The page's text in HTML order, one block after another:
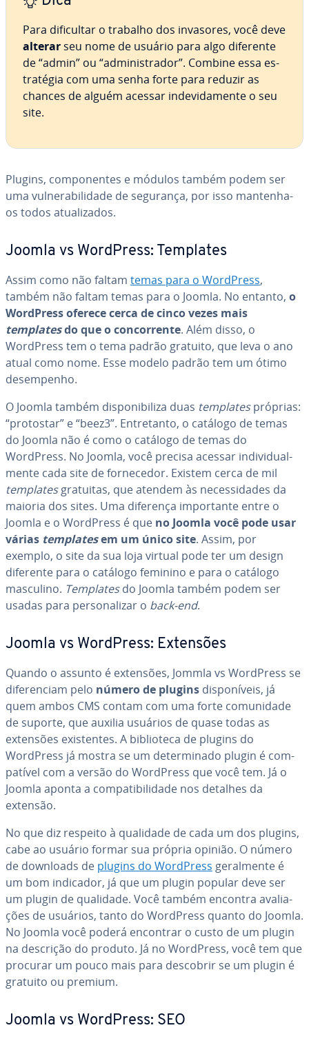
Para di­fi­cul­tar o trabalho dos invasores, você deve
alterarseu nome de usuário para algo diferente
de “admin” ou “ad­mi­nis­tra­dor”. Combine essa es­
tra­té­gia com uma senha forte para reduzir as
chances de alguém acessar in­de­vi­da­mente o seu
site.
Plugins, com­po­nen­tes e módulos também podem ser
uma vul­ne­ra­bi­li­dade de segurança, por isso mantenha-
os todos atu­a­li­za­dos.
Joomla vs WordPress: Templates
Assim como não faltam temas para o WordPress,
também não faltam temas para o Joomla. No entanto, o
WordPress oferece cerca de cinco vezes mais
templatesdo que o con­cor­rente. Além disso, o
WordPress tem o tema padrão gratuito, que leva o ano
atual como nome. Esse modelo padrão tem um ótimo
de­sem­pe­nho.
O Joomla também dis­po­ni­bi­liza duas templatespróprias:
“protostar” e “beez3”. En­tre­tanto, o catálogo de temas
do Joomla não é como o catálogo de temas do
WordPress. No Joomla, você precisa acessar in­di­vi­du­al­
mente cada site de for­ne­ce­dor. Existem cerca de mil
templatesgratuitas, que atendem às ne­ces­si­da­des da
maioria dos sites. Uma diferença im­por­tante entre o
Joomla e o WordPress é que no Joomla você pode usar
várias templatesem um único site. Assim, por
exemplo, o site da sua loja virtual pode ter um design
diferente para o catálogo feminino e para o catálogo
masculino. Templatesdo Joomla também podem ser
usadas para per­so­na­li­zar o back-end.
Joomla vs WordPress: Extensões
Quando o assunto é extensões, Jommla vs WordPress se
di­fe­ren­ciam pelo número de plugins dis­po­ní­veis, já
quem ambos CMS contam com uma forte co­mu­ni­dade
de suporte, que auxilia usuários de quase todas as
extensões exis­ten­tes. A bi­bli­o­teca de plugins do
WordPress já mostra se um de­ter­mi­nado plugin é com­
pa­tí­vel com a versão do WordPress que você tem. Já o
Joomla aponta a com­pa­ti­bi­li­dade nos detalhes da
extensão.
No que diz respeito à qualidade de cada um dos plugins,
cabe ao usuário formar sua própria opinião. O número
de downloads de plugins do WordPress ge­ral­mente é
um bom indicador, já que um plugin popular deve ser
um plugin de qualidade. Você também encontra ava­li­a­
ções de usuários, tanto do WordPress quanto do Joomla.
No Joomla você poderá encontrar o custo de um plugin
na descrição do produto. Já no WordPress, você tem que
procurar um pouco mais para descobrir se um plugin é
gratuito ou premium.
Joomla vs WordPress: SEO